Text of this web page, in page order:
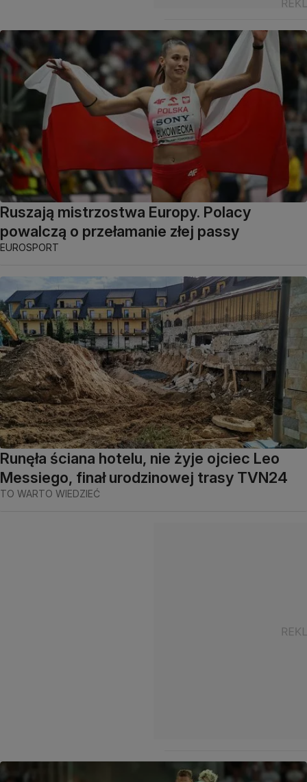
Ruszają mistrzostwa Europy. Polacy
powalczą o przełamanie złej passy
EUROSPORT
Runęła ściana hotelu, nie żyje ojciec Leo
Messiego, finał urodzinowej trasy TVN24
TO WARTO WIEDZIEĆ